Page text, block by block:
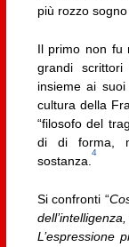
più rozzo sogno
Il primo non fu
grandi
insieme ai
cultura della
“filosofo del
di di forma,
sostanza.
4
Si confronti “
L’espressione